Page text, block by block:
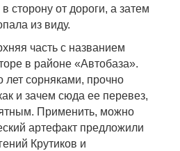
сторону от дороги, а затем
из виду.
часть с названием
в районе «Автобаза».
лет сорняками, прочно
и зачем сюда ее перевез,
Применить, можно
артефакт предложили
Крутиков и